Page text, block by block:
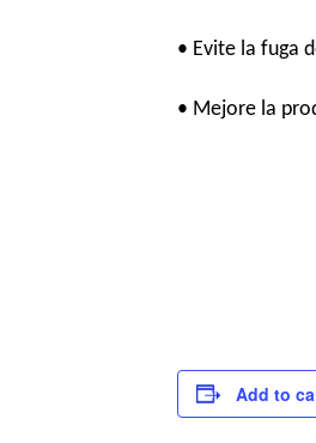
• Evite la fuga
• Mejore la
Add to